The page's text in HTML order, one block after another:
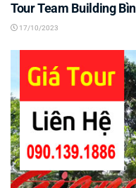
Tour Team Building
17/10/2023